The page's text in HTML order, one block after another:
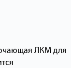
ЛКМ для